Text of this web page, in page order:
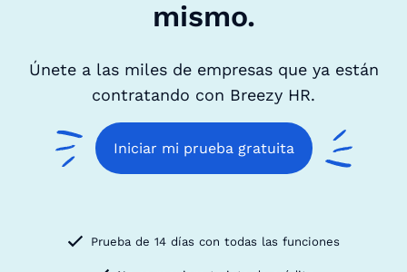
mismo.
Únete a las miles de empresas que ya están
contratando con Breezy HR.
Iniciar mi prueba gratuita
Prueba de 14 días con todas las funciones